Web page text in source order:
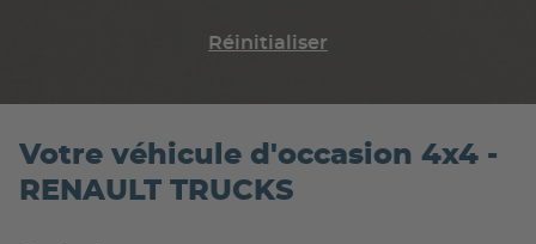
Réinitialiser
Votre véhicule d'occasion 4x4 -
RENAULT TRUCKS